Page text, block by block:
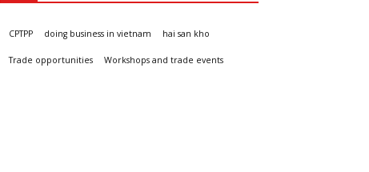
CPTPP doing business in vietnam hai san kho
Trade opportunities Workshops and trade events